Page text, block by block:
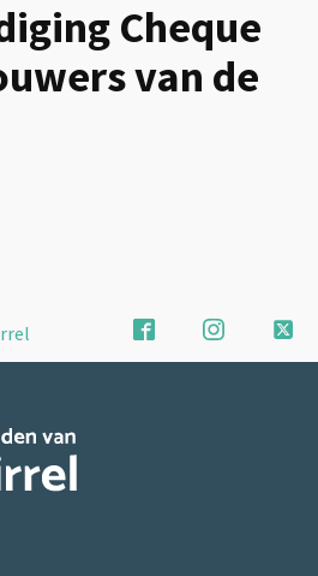
Cheque
van de